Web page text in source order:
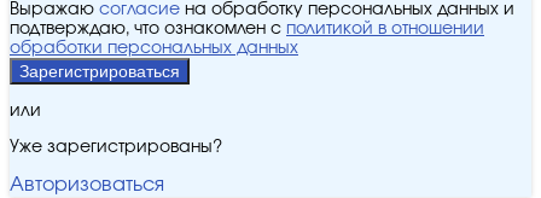
Выражаю согласие на обработку персональных данных и
подтверждаю, что ознакомлен с политикой в отношении
обработки персональных данных
Зарегистрироваться
или
Уже зарегистрированы?
Авторизоваться